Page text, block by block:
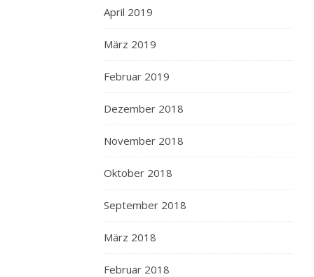
April 2019
März 2019
Februar 2019
Dezember 2018
November 2018
Oktober 2018
September 2018
März 2018
Februar 2018